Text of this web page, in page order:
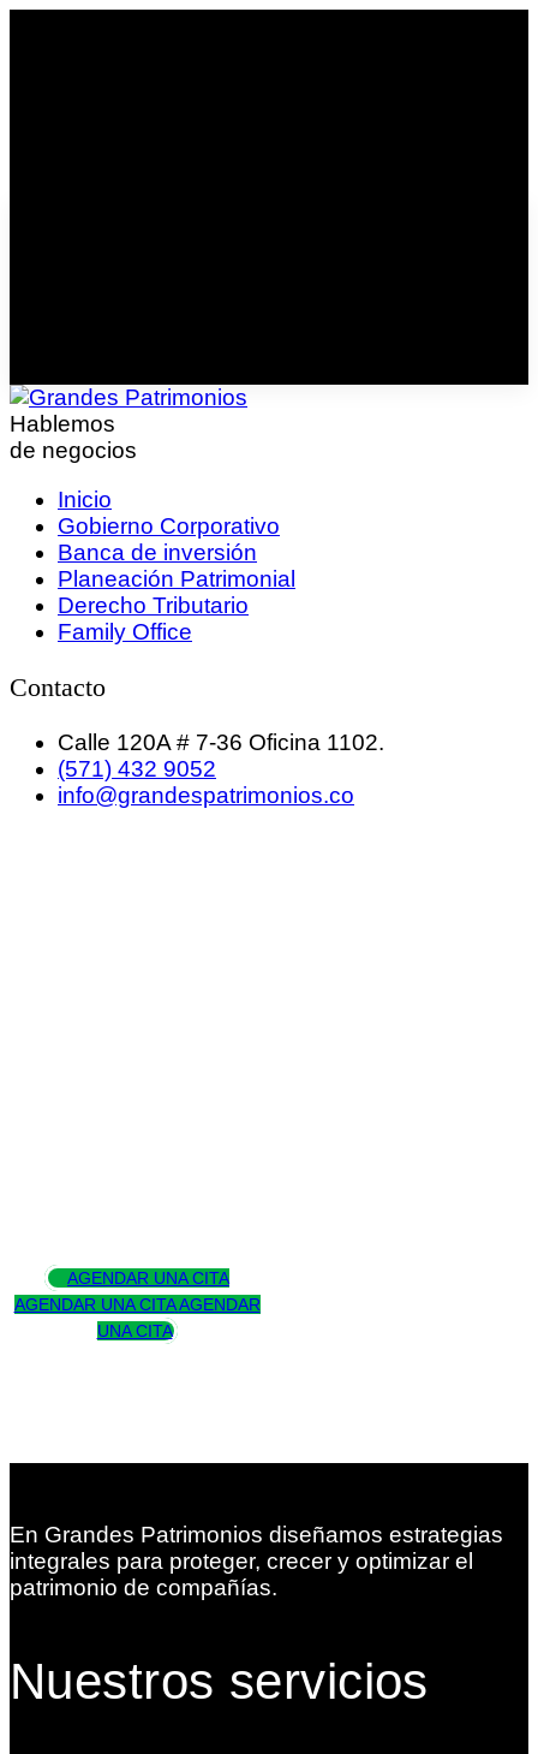
Hablemos
de negocios
Inicio
Gobierno Corporativo
Banca de inversión
Planeación Patrimonial
Derecho Tributario
Family Office
Contacto
Calle 120A # 7-36 Oficina 1102.
(571) 432 9052
info@grandespatrimonios.co
AGENDAR UNA CITA
AGENDAR UNA CITA AGENDAR
UNA CITA
En Grandes Patrimonios diseñamos estrategias
integrales para proteger, crecer y optimizar el
patrimonio de compañías.
Nuestros servicios